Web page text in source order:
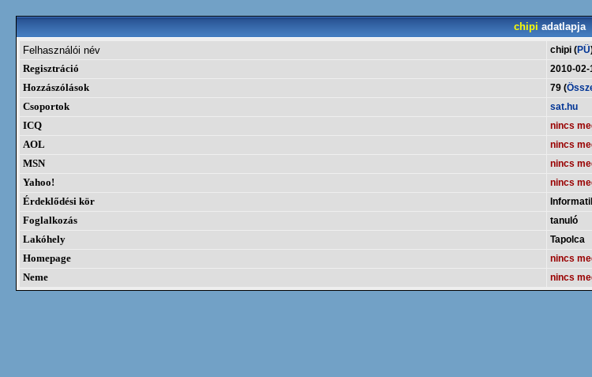
chipi adatlapja
Felhasználói név
chipi (PÜ
Regisztráció
2010-
Hozzászólások
79 (
Csoportok
sat.hu
ICQ
nincs
AOL
nincs
MSN
nincs
Yahoo!
nincs
Érdeklődési kör
Foglalkozás
tanuló
Lakóhely
Tapolca
Homepage
nincs
Neme
nincs